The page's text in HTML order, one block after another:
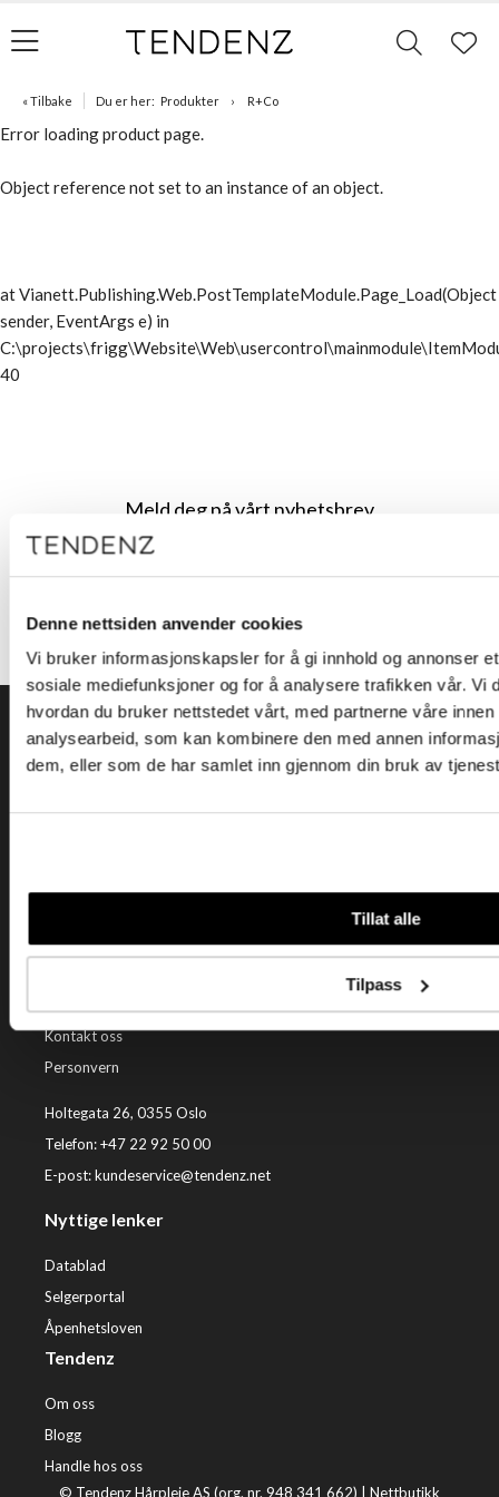
Denne nettsiden anvender cookies
Vi bruker informasjonskapsler for å gi innhold og annonser
sosiale mediefunksjoner og for å analysere trafikken vår. Vi
hvordan du bruker nettstedet vårt, med partnerne våre
analysearbeid, som kan kombinere den med annen
dem, eller som de har samlet inn gjennom din bruk av
Tillat alle
Tilpass
« Tilbake Du er her: Produkter R+Co
Error loading product page.
Object reference not set to an instance of an object.
at Vianett.Publishing.Web.PostTemplateModule.Page_Load(Object
sender, EventArgs e) in
40
Meld deg på vårt nyhetsbrev
Få nyheter, kampanjer og inspirasjon fra oss rett til din innboks
Tendenz Hårpleie AS er en solid totalleverandør av
Kundeservice
Kontakt oss
Personvern
Holtegata 26, 0355 Oslo
Telefon: +47 22 92 50 00
E-post:kundeservice@tendenz.net
Nyttige lenker
Datablad
Selgerportal
Åpenhetsloven
Tendenz
Om oss
Blogg
Handle hos oss
© Tendenz Hårpleie AS (org. nr. 948 341 662) | Nettbutikk